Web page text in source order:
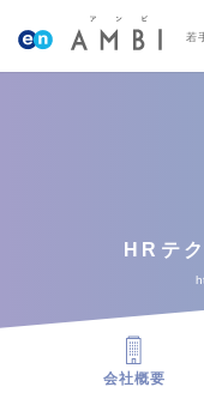
若
HRテ
会社概要